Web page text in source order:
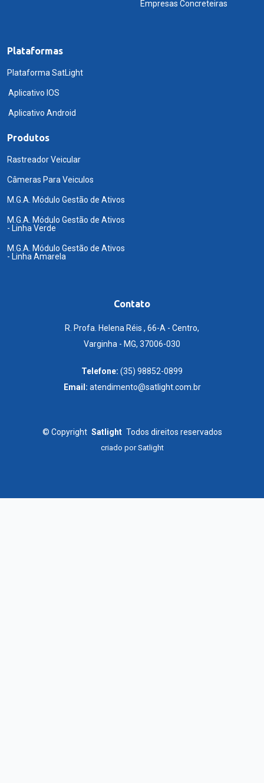
Empresas Concreteiras
Plataformas
Plataforma SatLight
Aplicativo IOS
Aplicativo Android
Produtos
Rastreador Veicular
Câmeras Para Veiculos
M.G.A. Módulo Gestão de Ativos
M.G.A. Módulo Gestão de Ativos
- Linha Verde
M.G.A. Módulo Gestão de Ativos
- Linha Amarela
Contato
R. Profa. Helena Réis , 66-A - Centro,
Varginha - MG, 37006-030
Telefone: (35) 98852-0899
Email: atendimento@satlight.com.br
© Copyright Satlight Todos direitos reservados
criado porSatlight